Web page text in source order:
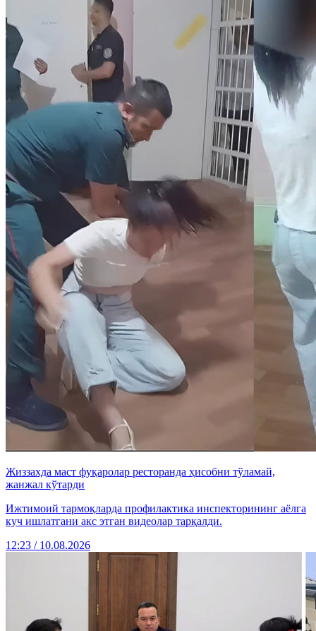
Жиззахда маст фуқаролар ресторанда ҳисобни тўламай,
жанжал кўтарди
Ижтимоий тармоқларда профилактика инспекторининг аёлга
куч ишлатгани акс этган видеолар тарқалди.
12:23 / 10.08.2026